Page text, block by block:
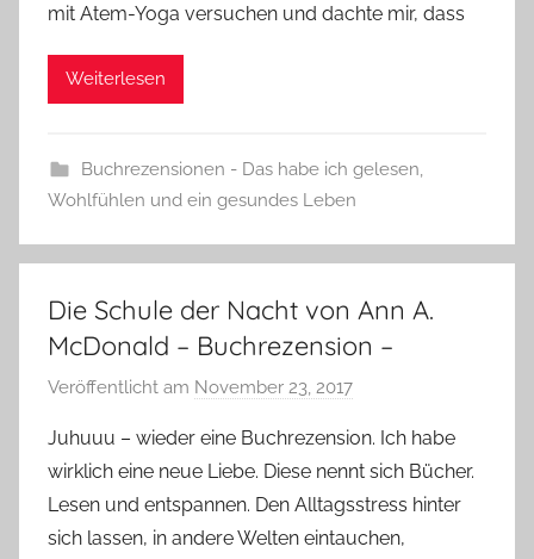
mit Atem-Yoga versuchen und dachte mir, dass
Weiterlesen
Buchrezensionen - Das habe ich gelesen,
Wohlfühlen und ein gesundes Leben
Die Schule der Nacht von Ann A.
McDonald – Buchrezension –
Veröffentlicht am November 23, 2017
n
Y
v
o
Juhuuu – wieder eine Buchrezension. Ich habe
wirklich eine neue Liebe. Diese nennt sich Bücher.
Lesen und entspannen. Den Alltagsstress hinter
sich lassen, in andere Welten eintauchen,